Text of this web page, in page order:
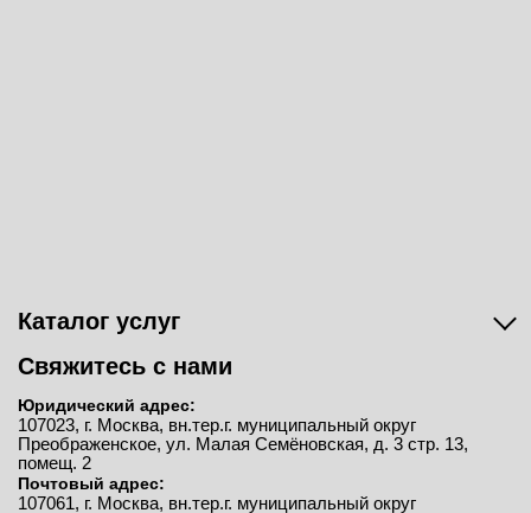
Каталог услуг
Свяжитесь с нами
Юридический адрес:
107023, г. Москва, вн.тер.г. муниципальный округ
Преображенское, ул. Малая Семёновская, д. 3 стр. 13,
помещ. 2
Почтовый адрес:
107061, г. Москва, вн.тер.г. муниципальный округ